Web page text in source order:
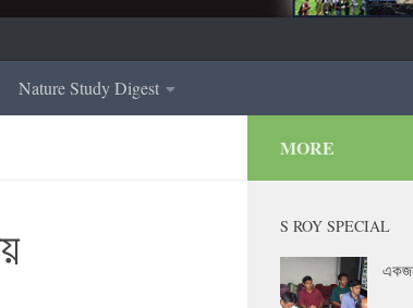
Nature Study Digest
MORE
S ROY SPECIAL